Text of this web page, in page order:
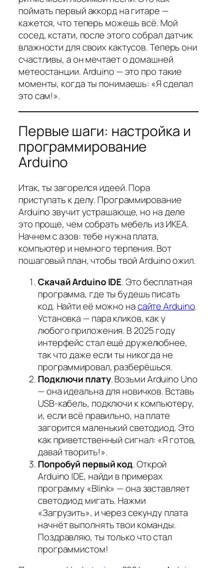
поймать первый аккорд на гитаре —
кажется, что теперь можешь всё. Мой
сосед, кстати, после этого собрал датчик
влажности для своих кактусов. Теперь они
счастливы, а он мечтает о домашней
метеостанции. Arduino — это про такие
моменты, когда ты понимаешь: «Я сделал
это сам!».
Первые шаги: настройка и
программирование
Arduino
Итак, ты загорелся идеей. Пора
приступать к делу. Программирование
Arduino звучит устрашающе, но на деле
это проще, чем собрать мебель из ИКЕА.
Начнем с азов: тебе нужна плата,
компьютер и немного терпения. Вот
пошаговый план, чтобы твой Arduino ожил.
Скачай Arduino IDE. Это бесплатная
программа, где ты будешь писать
код. Найти её можно насайте Arduino.
Установка — пара кликов, как у
любого приложения. В 2025 году
интерфейс стал ещё дружелюбнее,
так что даже если ты никогда не
программировал, разберёшься.
Подключи плату. Возьми Arduino Uno
— она идеальна для новичков. Вставь
USB-кабель, подключи к компьютеру,
и, если всё правильно, на плате
загорится маленький светодиод. Это
как приветственный сигнал: «Я готов,
давай творить!».
Попробуй первый код. Открой
Arduino IDE, найди в примерах
программу «Blink» — она заставляет
светодиод мигать. Нажми
«Загрузить», и через секунду плата
начнёт выполнять твои команды.
Поздравляю, ты только что стал
программистом!